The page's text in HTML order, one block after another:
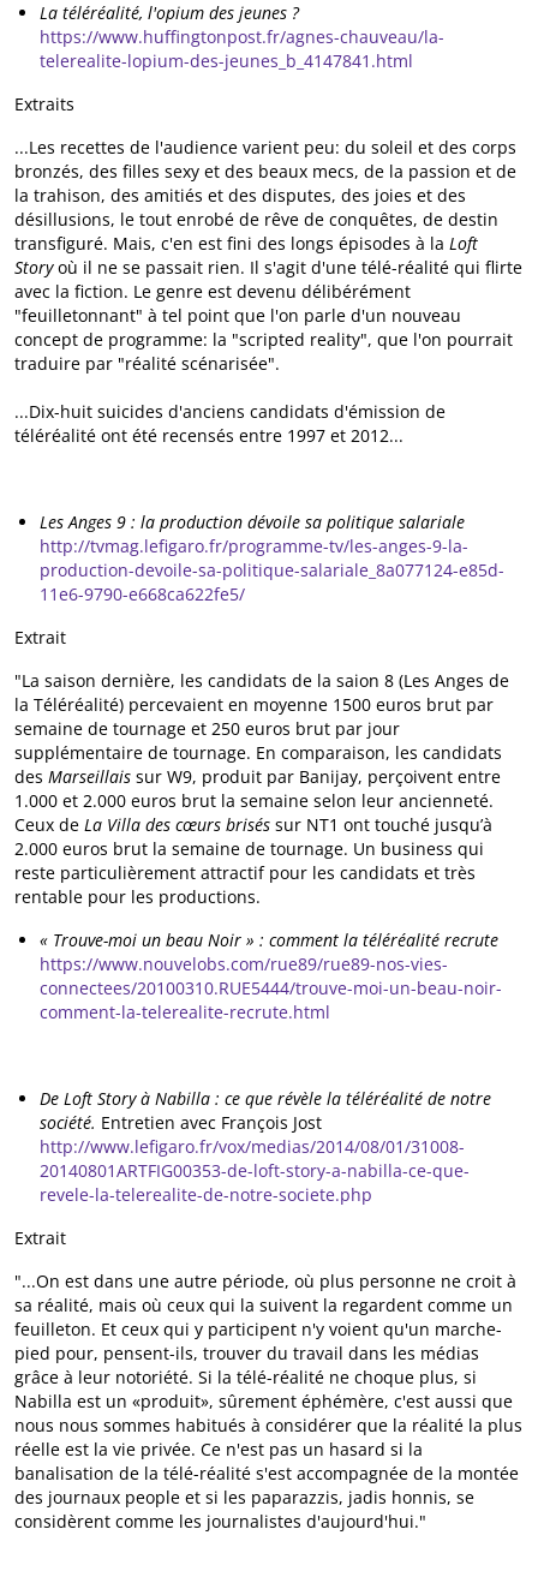
La téléréalité, l'opium des jeunes ?
https://www.huffingtonpost.fr/agnes-chauveau/la-
telerealite-lopium-des-jeunes_b_4147841.html
Extraits
...Les recettes de l'audience varient peu: du soleil et des corps
bronzés, des filles sexy et des beaux mecs, de la passion et de
la trahison, des amitiés et des disputes, des joies et des
désillusions, le tout enrobé de rêve de conquêtes, de destin
transfiguré. Mais, c'en est fini des longs épisodes à la Loft
Storyoù il ne se passait rien. Il s'agit d'une télé-réalité qui flirte
avec la fiction. Le genre est devenu délibérément
"feuilletonnant" à tel point que l'on parle d'un nouveau
concept de programme: la "scripted reality", que l'on pourrait
traduire par "réalité scénarisée".
...Dix-huit suicides d'anciens candidats d'émission de
téléréalité ont été recensés entre 1997 et 2012...
Les Anges 9 : la production dévoile sa politique salariale
http://tvmag.lefigaro.fr/programme-tv/les-anges-9-la-
production-devoile-sa-politique-salariale_8a077124-e85d-
11e6-9790-e668ca622fe5/
Extrait
"La saison dernière, les candidats de la saion 8 (Les Anges de
la Téléréalité) percevaient en moyenne 1500 euros brut par
semaine de tournage et 250 euros brut par jour
supplémentaire de tournage. En comparaison, les candidats
des Marseillais sur W9, produit par Banijay, perçoivent entre
1.000 et 2.000 euros brut la semaine selon leur ancienneté.
Ceux de La Villa des cœurs brisés sur NT1 ont touché jusqu’à
2.000 euros brut la semaine de tournage. Un business qui
reste particulièrement attractif pour les candidats et très
rentable pour les productions.
« Trouve-moi un beau Noir » : comment la téléréalité recrute
https://www.nouvelobs.com/rue89/rue89-nos-vies-
connectees/20100310.RUE5444/trouve-moi-un-beau-noir-
comment-la-telerealite-recrute.html
De Loft Story à Nabilla : ce que révèle la téléréalité de notre
société. Entretien avec François Jost
http://www.lefigaro.fr/vox/medias/2014/08/01/31008-
20140801ARTFIG00353-de-loft-story-a-nabilla-ce-que-
revele-la-telerealite-de-notre-societe.php
Extrait
"...On est dans une autre période, où plus personne ne croit à
sa réalité, mais où ceux qui la suivent la regardent comme un
feuilleton. Et ceux qui y participent n'y voient qu'un marche-
pied pour, pensent-ils, trouver du travail dans les médias
grâce à leur notoriété. Si la télé-réalité ne choque plus, si
Nabilla est un «produit», sûrement éphémère, c'est aussi que
nous nous sommes habitués à considérer que la réalité la plus
réelle est la vie privée. Ce n'est pas un hasard si la
banalisation de la télé-réalité s'est accompagnée de la montée
des journaux people et si les paparazzis, jadis honnis, se
considèrent comme les journalistes d'aujourd'hui."